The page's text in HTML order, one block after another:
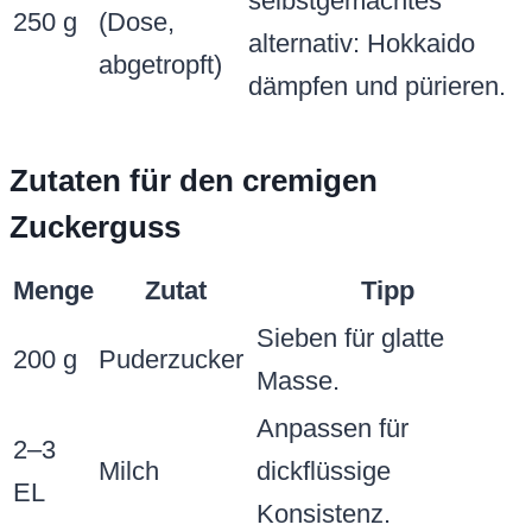
250 g
(Dose,
abgetropft)
alternativ: Hokkaido
dämpfen und pürieren.
Zutaten für den cremigen
Zuckerguss
Menge Zutat Tipp
200 g Puderzucker
Sieben für glatte
Masse.
2–3
EL
Milch
Anpassen für
dickflüssige
Konsistenz.